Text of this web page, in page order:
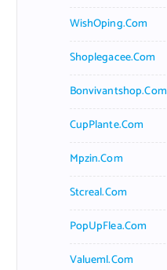
WishOping.com
Shoplegacee.com
Bonvivantshop.com
CupPlante.com
Mpzin.com
Stcreal.com
PopUpFlea.com
Valueml.com